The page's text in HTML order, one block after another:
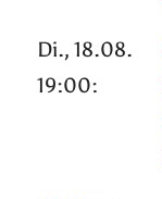
Di., 18.08.
19:00: